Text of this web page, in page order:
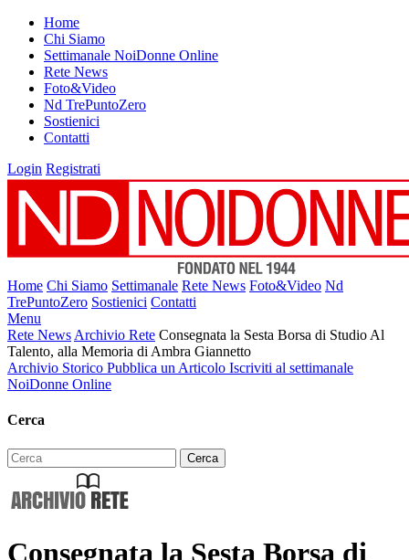
Home
Chi Siamo
Settimanale NoiDonne Online
Rete News
Foto&Video
Nd TrePuntoZero
Sostienici
Contatti
Login Registrati
Home Chi Siamo Settimanale Rete News Foto&Video Nd
TrePuntoZero Sostienici Contatti
Menu
Rete News Archivio Rete Consegnata la Sesta Borsa di Studio Al
Talento, alla Memoria di Ambra Giannetto
Archivio Storico Pubblica un Articolo Iscriviti al settimanale
NoiDonne Online
Cerca
Consegnata la Sesta Borsa di